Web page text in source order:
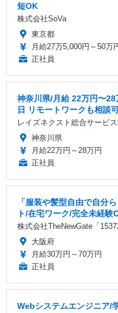
短OK
株式会社SoVa
東京都
月給27万5,000円～50万
正社員
神奈川県/月給 22万円〜
日 リモートワークも相談
レイズネクスト総合サービ
神奈川県
月給22万円～28万円
正社員
「服装や髪型自由で自分
ト/在宅ワーク/完全未経験
株式会社TheNewGate「
大阪府
月給30万円～70万円
正社員
Webシステムエンジニア/